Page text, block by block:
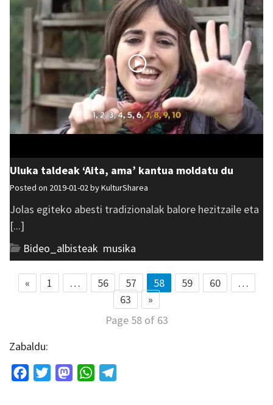
Uluka taldeak ‘Aita, ama’ kantua moldatu du
Posted on 2019-01-02 byKulturSharea
Jolas egiteko abesti tradizionalak balore hezitzaile eta
[...]
Bideo_albisteak musika
« 1 … 56 57 58 59 60
…
63
»
Page 58 of 63
Zabaldu:
FacebookTwitterMastodonWhatsApp